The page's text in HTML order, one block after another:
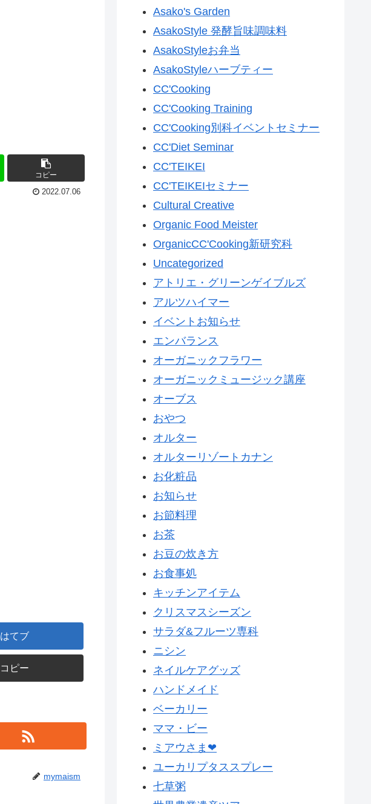
コピー
2022.07.06
はてブ
コピー
mymaism
Asako's Garden
AsakoStyle 発酵旨味調味料
AsakoStyleお弁当
AsakoStyleハーブティー
CC'Cooking
CC'Cooking Training
CC'Cooking別科イベントセミナー
CC'Diet Seminar
CC'TEIKEI
CC'TEIKEIセミナー
Cultural Creative
Organic Food Meister
OrganicCC'Cooking新研究科
Uncategorized
アトリエ・グリーンゲイブルズ
アルツハイマー
イベントお知らせ
エンバランス
オーガニックフラワー
オーガニックミュージック講座
オーブス
おやつ
オルター
オルターリゾートカナン
お化粧品
お知らせ
お節料理
お茶
お豆の炊き方
お食事処
キッチンアイテム
クリスマスシーズン
サラダ&フルーツ専科
ニシン
ネイルケアグッズ
ハンドメイド
ベーカリー
ママ・ビー
ミアウさま❤
ユーカリプタススプレー
七草粥